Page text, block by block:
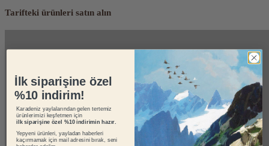
Tarifteki ürünleri satın alın
İlk siparişine özel
%10 indirim!
Karadeniz yaylalarından gelen tertemiz
ürünlerimizi keşfetmen için
ilk siparişine özel %10 indirimin hazır.
Yepyeni ürünleri, yayladan haberleri
kaçırmamak için mail adresini bırak, seni